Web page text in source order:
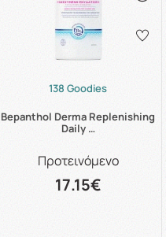
138 Goodies
Bepanthol Derma Replenishing
Daily …
Προτεινόμενο
17.15€